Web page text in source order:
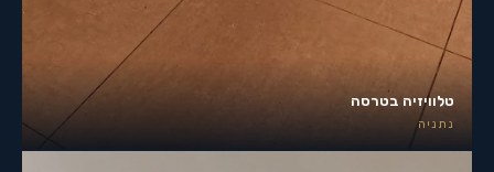
טלוויזיה בטרסה
נתניה